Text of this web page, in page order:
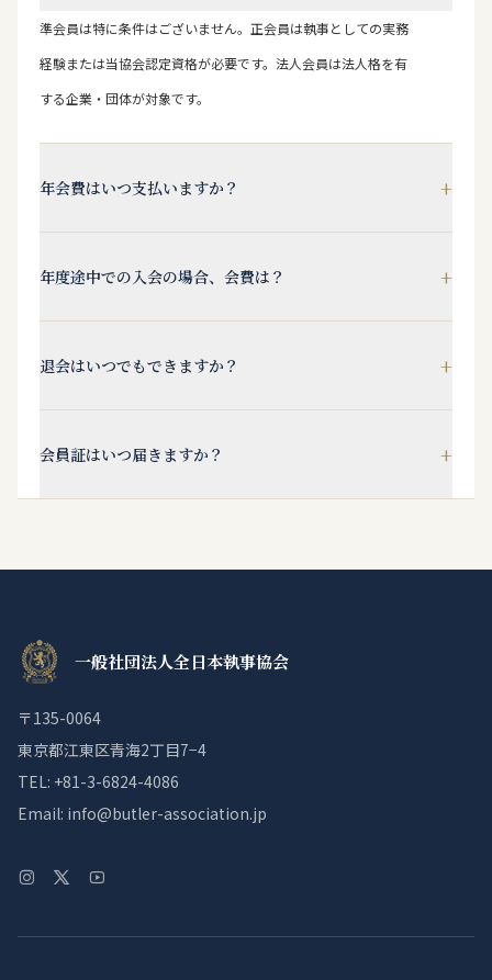
準会員は特に条件はございません。正会員は執事としての実務
経験または当協会認定資格が必要です。法人会員は法人格を有
する企業・団体が対象です。
年会費はいつ支払いますか？ +
年度途中での入会の場合、会費は？ +
退会はいつでもできますか？ +
会員証はいつ届きますか？ +
一般社団法人全日本執事協会
〒135-0064
東京都江東区青海2丁目7−4
TEL: +81-3-6824-4086
Email: info@butler-association.jp